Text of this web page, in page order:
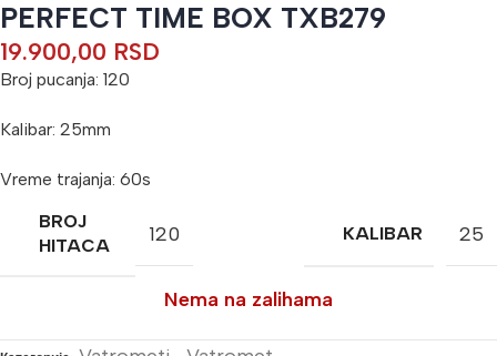
PERFECT TIME BOX TXB279
19.900,00 RSD
Broj pucanja: 120
Kalibar: 25mm
Vreme trajanja: 60s
BROJ
HITACA
120 KALIBAR 25
Nema na zalihama